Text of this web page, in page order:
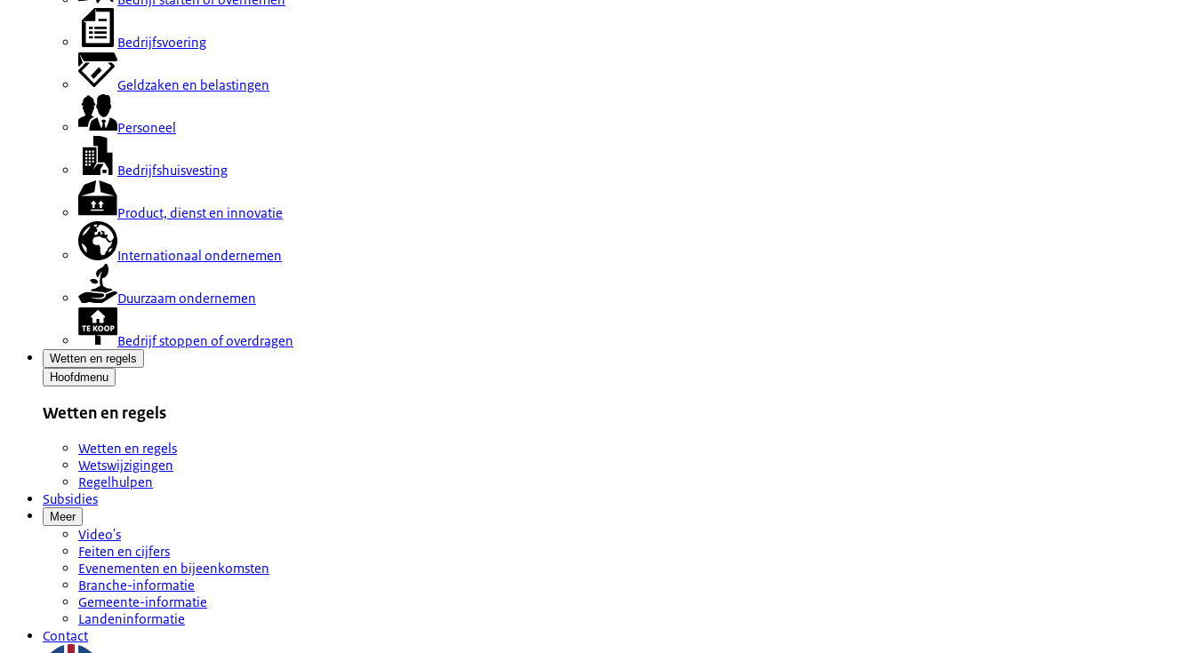
Bedrijfsvoering
Geldzaken en belastingen
Personeel
Bedrijfshuisvesting
Product, dienst en innovatie
Internationaal ondernemen
Duurzaam ondernemen
Bedrijf stoppen of overdragen
Wetten en regels
Hoofdmenu
Wetten en regels
Wetten en regels
Wetswijzigingen
Regelhulpen
Subsidies
Meer
Video's
Feiten en cijfers
Evenementen en bijeenkomsten
Branche-informatie
Gemeente-informatie
Landeninformatie
Contact